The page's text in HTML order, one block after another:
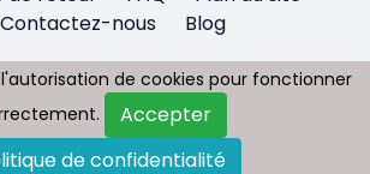
Contactez-nous
Blog
© 2026 - Tous droit réservés
Tousbatterie.com
de cookies pour fonctionner
Accepter
de confidentialité
de cookies pour fonctionner
Accepter
de confidentialité